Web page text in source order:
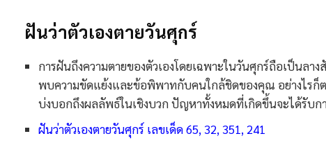
ฝันว่าตัวเองตายวันศุกร์​
การฝันถึงความตายของตัวเองโดยเฉพาะในวันศุกร์ถือเป็นล
พบความขัดแย้งและข้อพิพาทกับคนใกล้ชิดของคุณ อย่างไรก็
บ่งบอกถึงผลลัพธ์ในเชิงบวก ปัญหาทั้งหมดที่เกิดขึ้นจะได้รับ
ฝันว่าตัวเองตายวันศุกร์ เลขเด็ด 65, 32, 351, 241